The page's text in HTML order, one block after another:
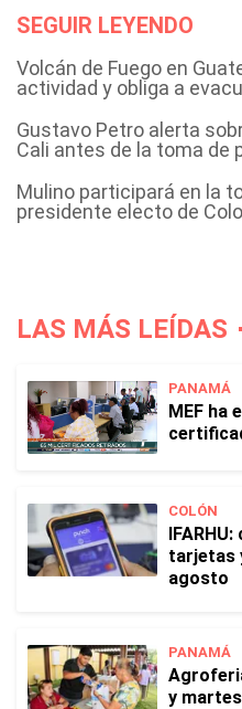
SEGUIR LEYENDO
Volcán de Fuego en
actividad y obliga a
Gustavo Petro alerta
Cali antes de la toma de
Mulino participará en la
presidente electo de
LAS MÁS LEÍDAS
PANAMÁ
MEF ha
COLÓN
tarjetas
agosto
PANAMÁ
y